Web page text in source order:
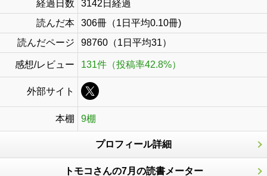
経過日数
3142日経過
読んだ本
306冊（1日平均0.10冊)
読んだページ
98760（1日平均31）
感想/レビュー 131件（投稿率42.8%）
外部サイト
本棚 9棚
プロフィール詳細
トモコさんの7月の読書メーター